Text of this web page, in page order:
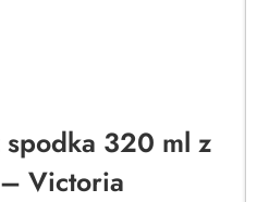
320 ml z
Victoria